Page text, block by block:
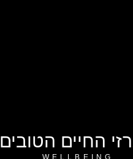
החיים הטובים
WELLBEING